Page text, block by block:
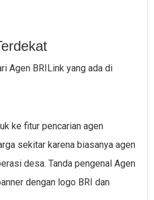
Agen BRILink yang ada di
ke fitur pencarian agen
sekitar karena biasanya agen
desa. Tanda pengenal Agen
dengan logo BRI dan